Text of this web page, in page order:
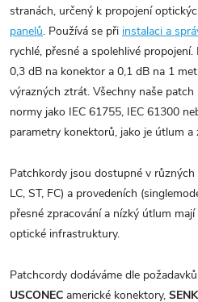
stranách, určený k propojení
panelů. Používá se při instalaci a
rychlé, přesné a spolehlivé
0,3 dB na konektor a 0,1 dB na 1
výrazných ztrát. Všechny naše
normy jako IEC 61755, IEC 61300
parametry konektorů, jako je útlum a
Patchkordy jsou dostupné v
LC, ST, FC) a provedeních
přesné zpracování a nízký útlum
optické infrastruktury.
Patchcordy dodáváme dle
USCONEC americké konektory,